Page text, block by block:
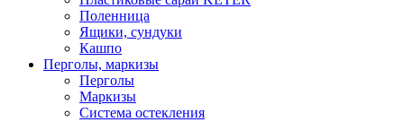
Поленница
Ящики, сундуки
Кашпо
Перголы, маркизы
Перголы
Маркизы
Система остекления